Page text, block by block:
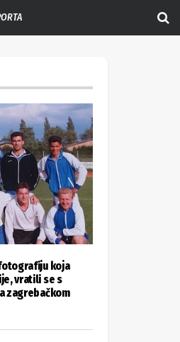
koja
vratili se s
zagrebačkom